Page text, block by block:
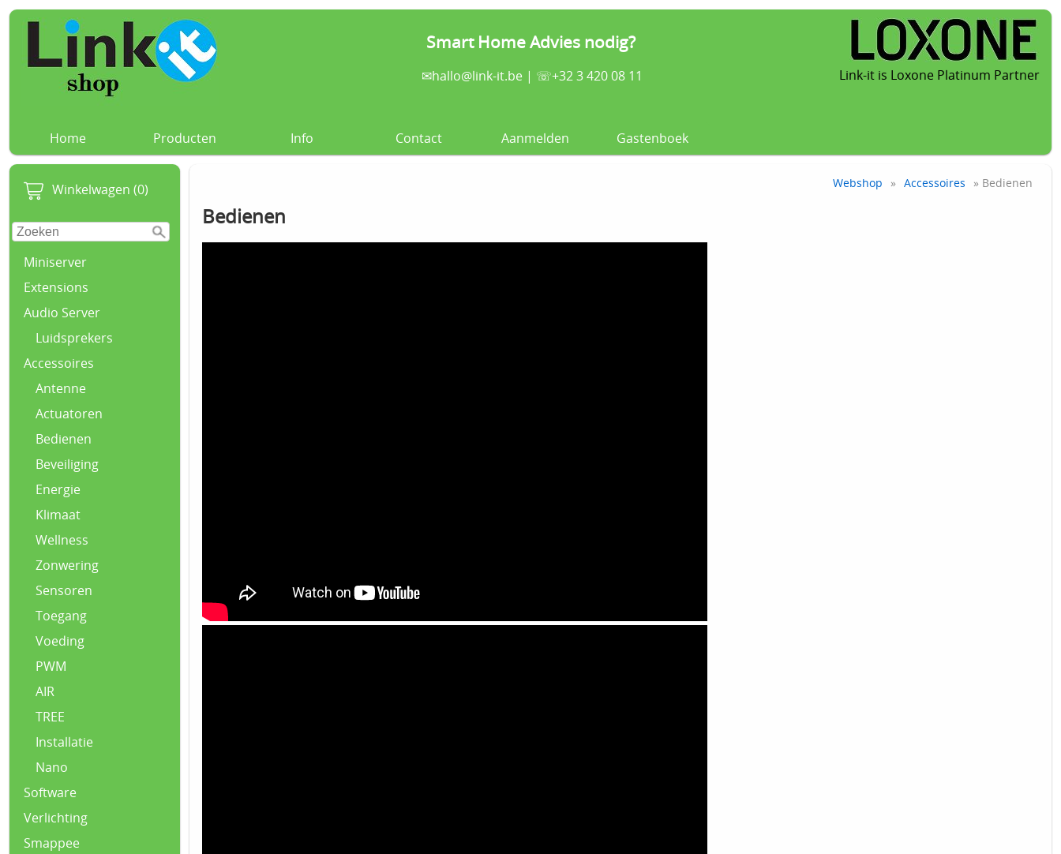
Smart Home Advies nodig?
✉hallo@link-it.be | ☏+32 3 420 08 11 Link-it is Loxone Platinum Partner
Home Producten Info Contact Aanmelden Gastenboek
Winkelwagen (0)
Miniserver
Extensions
Audio Server
Luidsprekers
Accessoires
Antenne
Actuatoren
Bedienen
Beveiliging
Energie
Klimaat
Wellness
Zonwering
Sensoren
Toegang
Voeding
PWM
AIR
TREE
Installatie
Nano
Software
Verlichting
Smappee
Webshop » Accessoires » Bedienen
Bedienen